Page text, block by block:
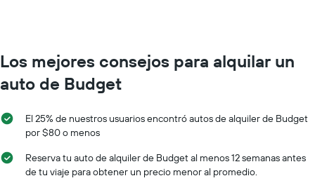
Los mejores consejos para alquilar un
auto de Budget
El 25% de nuestros usuarios encontró autos de alquiler de Budget
por $80 o menos
Reserva tu auto de alquiler de Budget al menos 12 semanas antes
de tu viaje para obtener un precio menor al promedio.